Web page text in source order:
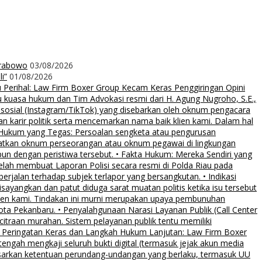
03/08/2026
01/08/2026
Law Firm Boxer Group Kecam Keras Penggiringan Opini
hukum dan Tim Advokasi resmi dari H. Agung Nugroho, S.E.,
(Instagram/TikTok) yang disebarkan oleh oknum pengacara
karir politik serta mencemarkan nama baik klien kami. Dalam hal
yang Tegas: Persoalan sengketa atau pengurusan
oknum perseorangan atau oknum pegawai di lingkungan
dengan peristiwa tersebut. • Fakta Hukum: Mereka Sendiri yang
membuat Laporan Polisi secara resmi di Polda Riau pada
terhadap subjek terlapor yang bersangkutan. • Indikasi
dan patut diduga sarat muatan politis ketika isu tersebut
kami. Tindakan ini murni merupakan upaya pembunuhan
Pekanbaru. • Penyalahgunaan Narasi Layanan Publik (Call Center
murahan. Sistem pelayanan publik tentu memiliki
Keras dan Langkah Hukum Lanjutan: Law Firm Boxer
mengkaji seluruh bukti digital (termasuk jejak akun media
ketentuan perundang-undangan yang berlaku, termasuk UU